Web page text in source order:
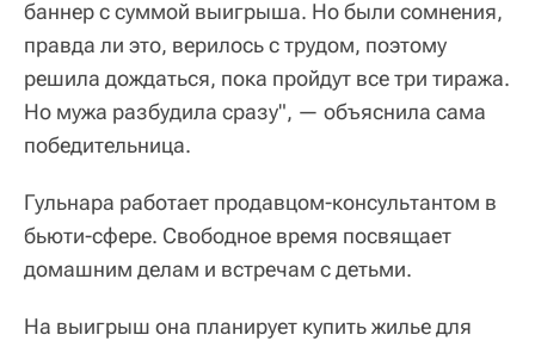
баннер с суммой выигрыша. Но были сомнения,
правда ли это, верилось с трудом, поэтому
решила дождаться, пока пройдут все три тиража.
Но мужа разбудила сразу", — объяснила сама
победительница.
Гульнара работает продавцом-консультантом в
бьюти-сфере. Свободное время посвящает
домашним делам и встречам с детьми.
На выигрыш она планирует купить жилье для